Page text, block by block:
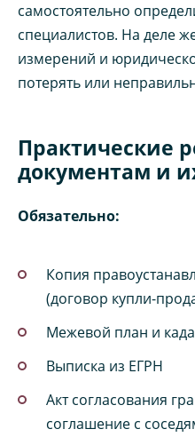
самостоятельно
специалистов. На деле
измерений и
потерять или
Практические
документам и
Обязательно:
Копия
(договор купли-
Межевой план и
Выписка из ЕГРН
Акт согласования
соглашение с